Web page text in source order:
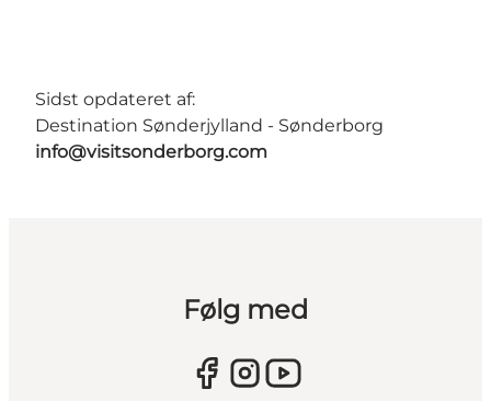
Sidst opdateret af:
Destination Sønderjylland - Sønderborg
info@visitsonderborg.com
Følg med